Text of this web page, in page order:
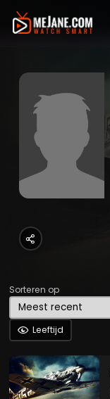
Sorteren op
Leeftijd